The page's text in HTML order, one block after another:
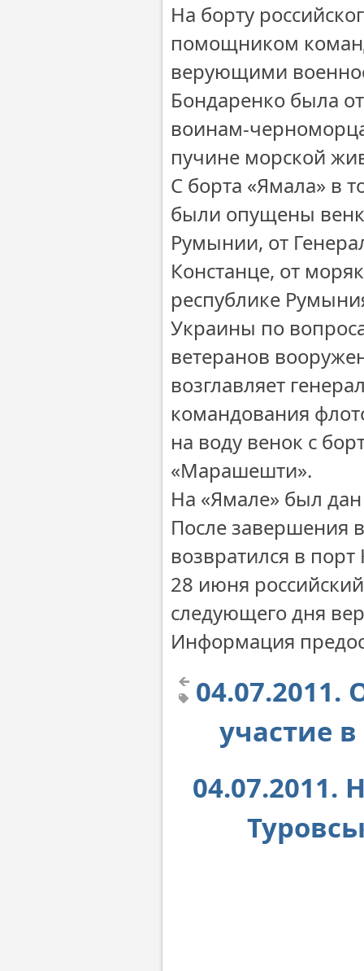
На борту
помощником
верующими
Бондаренко была
воинам-
пучине морской
С борта «Ямала» в
были опущены
Румынии, от
Констанце, от
республике
Украины по
ветеранов
возглавляет
командования
на воду венок с
«Марашешти».
На «Ямале» был
После завершения
возвратился в порт
28 июня
следующего дня
Информация
участие
04.07.2011.